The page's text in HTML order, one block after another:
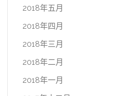
2018年五月
2018年四月
2018年三月
2018年二月
2018年一月